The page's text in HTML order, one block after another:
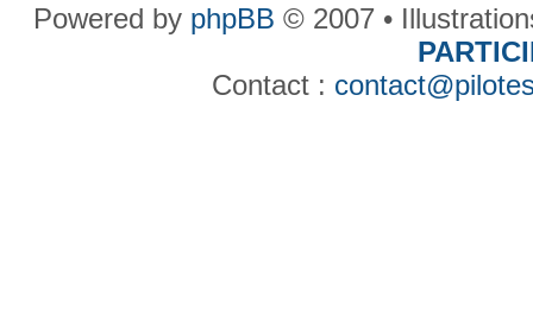
Powered by phpBB © 2007 •
Contact :